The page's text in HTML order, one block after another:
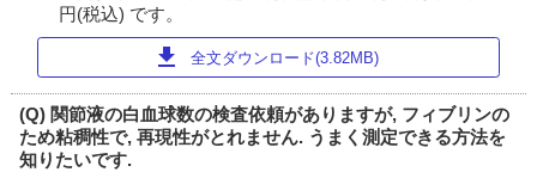
円(税込) です。
download 全文ダウンロード(3.82MB)
(Q) 関節液の白血球数の検査依頼がありますが, フィブリンの
ため粘稠性で, 再現性がとれません. うまく測定できる方法を
知りたいです.